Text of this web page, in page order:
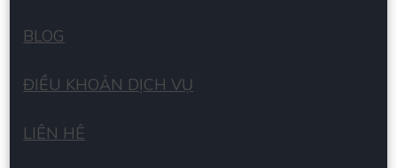
BLOG
ĐIỀU KHOẢN DỊCH VỤ
LIÊN HÊ